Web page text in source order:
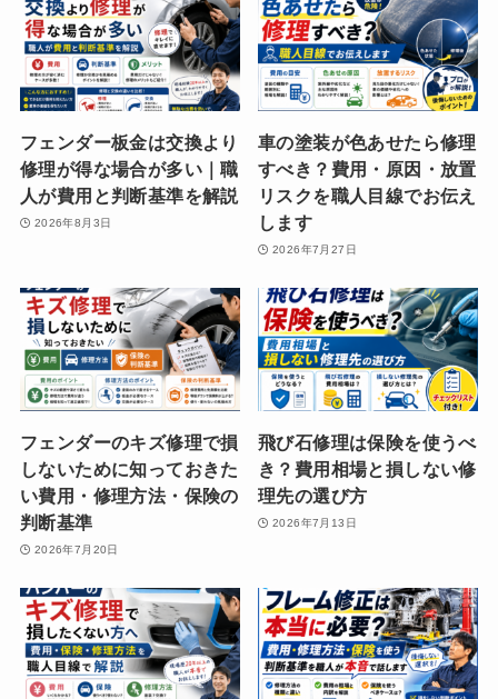
フェンダー板金は交換より
修理が得な場合が多い｜職
人が費用と判断基準を解説
2026年8月3日
車の塗装が色あせたら修理
すべき？費用・原因・放置
リスクを職人目線でお伝え
します
2026年7月27日
フェンダーのキズ修理で損
しないために知っておきた
い費用・修理方法・保険の
判断基準
2026年7月20日
飛び石修理は保険を使うべ
き？費用相場と損しない修
理先の選び方
2026年7月13日